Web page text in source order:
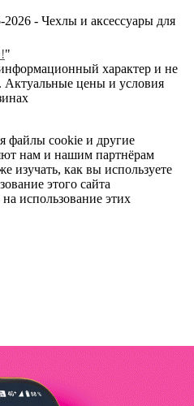
- Чехлы и аксессуары для
"
характер и не
Актуальные цены и условия
файлы cookie и другие
нам и нашим партнёрам
изучать, как вы используете
этого сайта
использование этих